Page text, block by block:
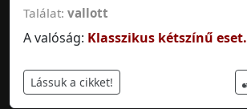
Találat: vallott
A valóság: Klasszikus kétszínű eset.
Lássuk a cikket!